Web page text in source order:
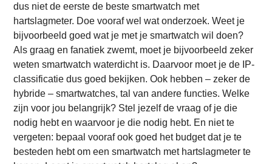
dus niet de eerste de beste smartwatch met
hartslagmeter. Doe vooraf wel wat onderzoek. Weet je
bijvoorbeeld goed wat je met je smartwatch wil doen?
Als graag en fanatiek zwemt, moet je bijvoorbeeld zeker
weten smartwatch waterdicht is. Daarvoor moet je de IP-
classificatie dus goed bekijken. Ook hebben – zeker de
hybride – smartwatches, tal van andere functies. Welke
zijn voor jou belangrijk? Stel jezelf de vraag of je die
nodig hebt en waarvoor je die nodig hebt. En niet te
vergeten: bepaal vooraf ook goed het budget dat je te
besteden hebt om een smartwatch met hartslagmeter te